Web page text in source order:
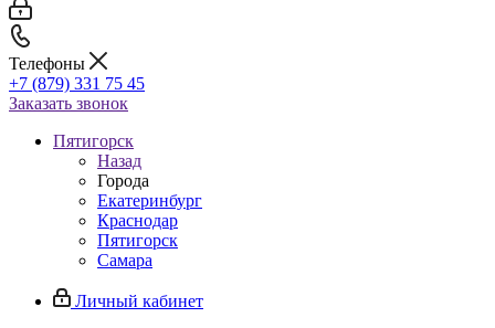
Телефоны
+7 (879) 331 75 45
Заказать звонок
Пятигорск
Назад
Города
Екатеринбург
Краснодар
Пятигорск
Самара
Личный кабинет